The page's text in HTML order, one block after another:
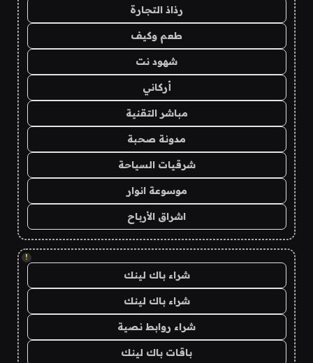
رذاذ التجارة
طعم وكيف
شهود نت
أركاني
مباشر التقنية
مدونة صحبة
شرقيات السياحة
موسوعة انوار
اشراق الأرباح
!
شراء باك لينك
شراء باك لينك
شراء روابط نصية
باقات باك لينك